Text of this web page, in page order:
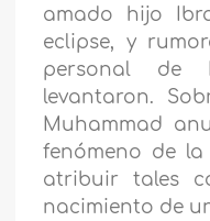
amado hijo
eclipse, y
personal de
levantaron.
Muhammad
fenómeno de
atribuir tales
nacimiento de